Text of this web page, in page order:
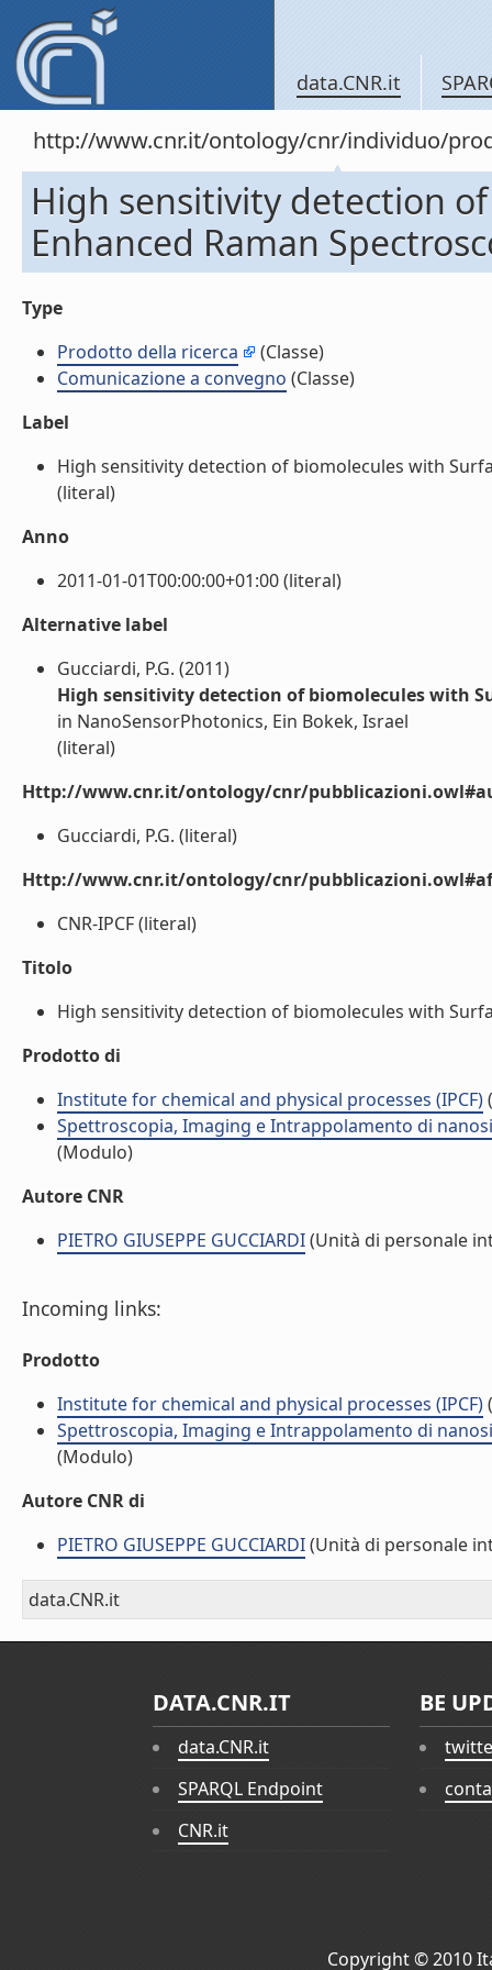
data.CNR.it
http://www.cnr.it/ontology/cnr/individuo/
High sensitivity detection
Enhanced Raman
Type
Prodotto della ricerca
(Classe)
Comunicazione a convegno (Classe)
Label
High sensitivity detection of biomolecules with
(literal)
Anno
2011-01-01T00:00:00+01:00 (literal)
Alternative label
Gucciardi, P.G. (2011)
High sensitivity detection of biomolecules with
in NanoSensorPhotonics, Ein Bokek, Israel
(literal)
Http://www.cnr.it/ontology/cnr/
Gucciardi, P.G. (literal)
Http://www.cnr.it/ontology/cnr/
CNR-IPCF (literal)
Titolo
High sensitivity detection of biomolecules with
Prodotto di
Institute for chemical and physical processes (IPCF)
Spettroscopia, Imaging e Intrappolamento di
(Modulo)
Autore CNR
PIETRO GIUSEPPE GUCCIARDI(Unità di personale
Incoming links:
Prodotto
Institute for chemical and physical processes (IPCF)
Spettroscopia, Imaging e Intrappolamento di
(Modulo)
Autore CNR di
PIETRO GIUSEPPE GUCCIARDI(Unità di personale
data.CNR.it
DATA.CNR.IT
data.CNR.it
SPARQL Endpoint
CNR.it
BE
Copyright © 2010